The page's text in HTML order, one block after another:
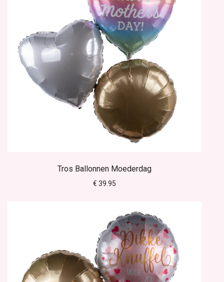
Tros Ballonnen Moederdag
€ 39.95